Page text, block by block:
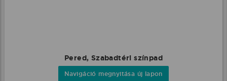
Pered, Szabadtéri színpad
Navigáció megnyitása új lapon